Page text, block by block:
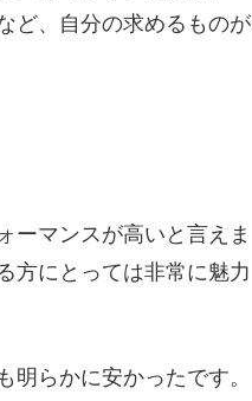
ど、自分の求めるものが
ーマンスが高いと言えま
方にとっては非常に魅力
らかに安かったです。